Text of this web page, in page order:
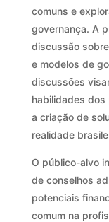
comuns e
governança. A
discussão
e modelos de
discussões
habilidades
a criação de
realidade
O público-alvo
de conselhos
potenciais
comum na